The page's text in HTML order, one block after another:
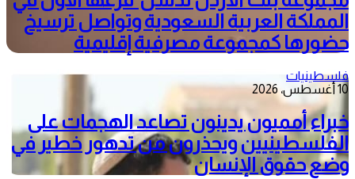
المملكة العربية السعودية وتواصل ترسيخ
حضورها كمجموعة مصرفية إقليمية
فلسطينيات
10 أغسطس، 2026
خبراء أمميون يدينون تصاعد الهجمات على
الفلسطينيين ويحذرون من تدهور خطير في
وضع حقوق الإنسان